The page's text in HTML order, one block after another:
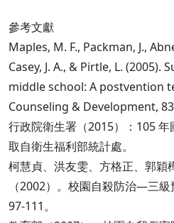
參考文獻
Maples, M. F., Packman, J.,
Casey, J. A., & Pirtle, L. (2005).
middle school: A postvention
Counseling & Development,
行政院衛生署（2015）：105 年
取自衛生福利部統計處。
柯慧貞、洪友雯、方格正、郭穎
（2002）。校園自殺防治—三
97-111。